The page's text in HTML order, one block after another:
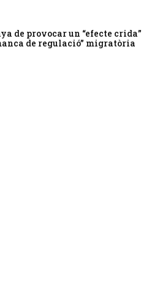
de provocar un “efecte crida”
de regulació” migratòria